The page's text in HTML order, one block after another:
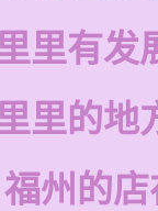
里有发
里的地
州的